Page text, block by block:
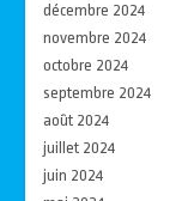
décembre 2024
novembre 2024
octobre 2024
septembre 2024
août 2024
juillet 2024
juin 2024